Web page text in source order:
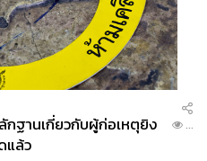
กฐานเกี่ยวกับผู้ก่อเหตุยิง
แล้ว
...